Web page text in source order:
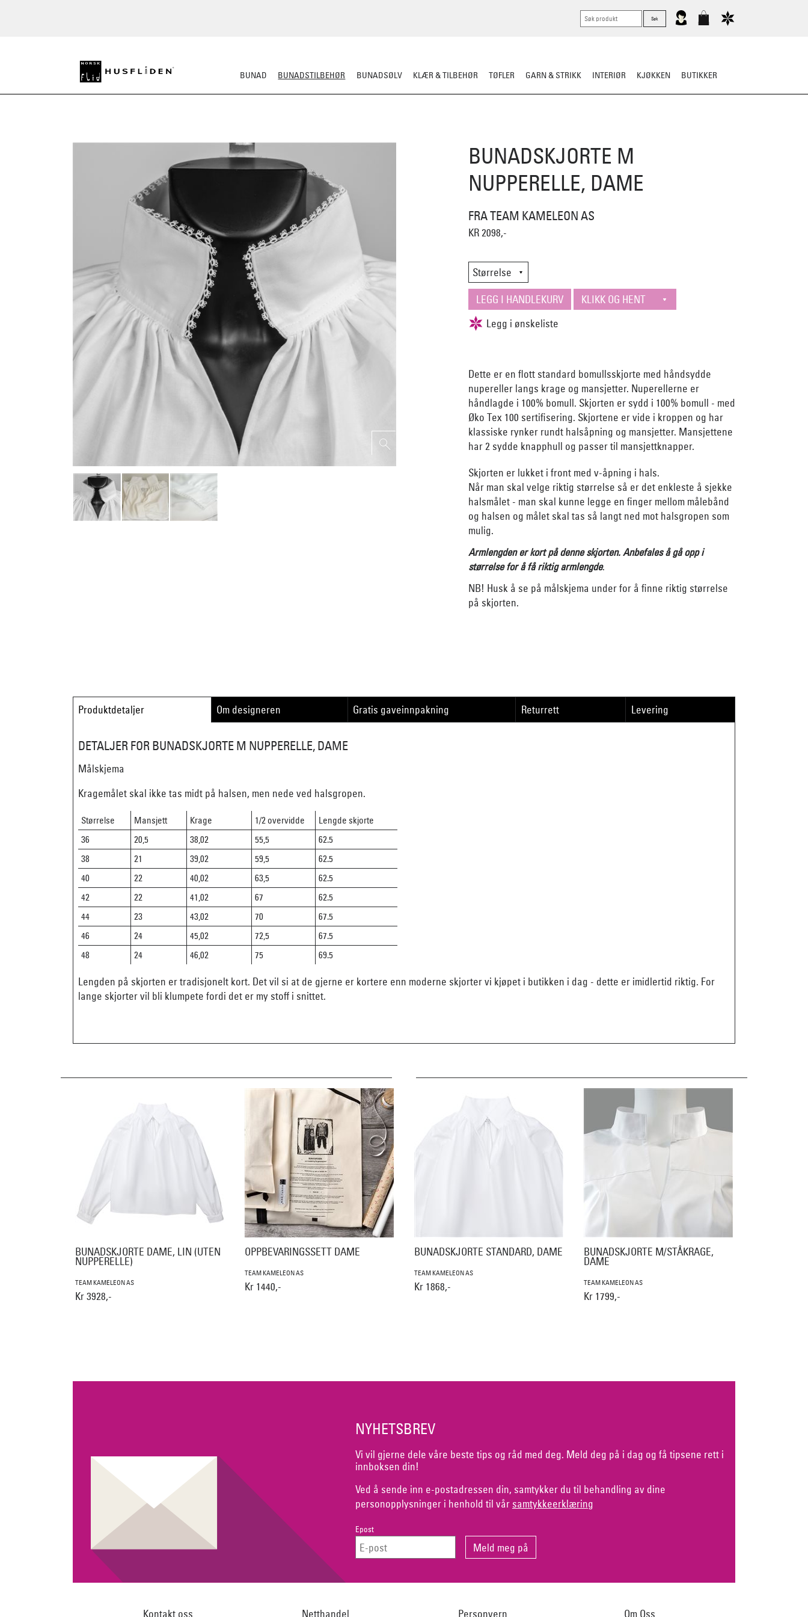
BUNAD BUNADSTILBEHØR BUNADSØLV KLÆR & TILBEHØR TØFLER GARN & STRIKK INTERIØR KJØKKEN BUTIKKER
BUNADSKJORTE M
NUPPERELLE, DAME
FRA TEAM KAMELEON AS
KR 2098,-
Dette er en flott standard bomullsskjorte med håndsydde
nupereller langs krage og mansjetter. Nuperellerne er
håndlagde i 100% bomull. Skjorten er sydd i 100% bomull - med
Øko Tex 100 sertifisering. Skjortene er vide i kroppen og har
klassiske rynker rundt halsåpning og mansjetter. Mansjettene
har 2 sydde knapphull og passer til mansjettknapper.
Skjorten er lukket i front med v-åpning i hals.
Når man skal velge riktig størrelse så er det enkleste å sjekke
halsmålet - man skal kunne legge en finger mellom målebånd
og halsen og målet skal tas så langt ned mot halsgropen som
mulig.
Armlengden er kort på denne skjorten. Anbefales å gå opp i
størrelse for å få riktig armlengde.
NB! Husk å se på målskjema under for å finne riktig størrelse
på skjorten.
Produktdetaljer Om designeren Gratis gaveinnpakning Returrett Levering
DETALJER FOR BUNADSKJORTE M NUPPERELLE, DAME
Målskjema
Kragemålet skal ikke tas midt på halsen, men nede ved halsgropen.
Størrelse Mansjett Krage 1/2 overvidde
Lengde skjorte
36
20,5 38,02 55,5
62.5
38
21 39,02 59,5
62.5
40
22 40,02 63,5
62.5
42
22 41,02 67
62.5
44
23 43,02 70
67.5
46
24 45,02 72,5
67.5
48
24 46,02 75 69.5
Lengden på skjorten er tradisjonelt kort. Det vil si at de gjerne er kortere enn moderne skjorter vi kjøpet i butikken i dag - dette er imidlertid riktig. For
lange skjorter vil bli klumpete fordi det er my stoff i snittet.
BUNADSKJORTE DAME, LIN (UTEN
NUPPERELLE)
TEAM KAMELEON AS
Kr 3928,-
OPPBEVARINGSSETT DAME
TEAM KAMELEON AS
Kr 1440,-
BUNADSKJORTE STANDARD, DAME
TEAM KAMELEON AS
Kr 1868,-
BUNADSKJORTE M/STÅKRAGE,
DAME
TEAM KAMELEON AS
Kr 1799,-
NYHETSBREV
Vi vil gjerne dele våre beste tips og råd med deg. Meld deg på i dag og få tipsene rett i
innboksen din!
Ved å sende inn e-postadressen din, samtykker du til behandling av dine
personopplysninger i henhold til vår samtykkeerklæring
Epost
Kontakt oss Netthandel Personvern Om Oss